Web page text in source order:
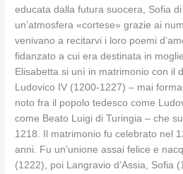
educata dalla futura suocera, Sofia
un’atmosfera «cortese» grazie ai
venivano a recitarvi i loro poemi
fidanzato a cui era destinata in
Elisabetta si unì in matrimonio con il
Ludovico IV (1200-1227) – mai
noto fra il popolo tedesco come
come Beato Luigi di Turingia – che
1218. Il matrimonio fu celebrato nel
anni. Fu un’unione assai felice e
(1222), poi Langravio d’Assia, Sofia